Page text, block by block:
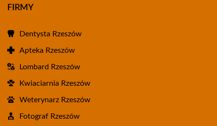
FIRMY
Dentysta Rzeszów
Apteka Rzeszów
Lombard Rzeszów
Kwiaciarnia Rzeszów
Weterynarz Rzeszów
Fotograf Rzeszów